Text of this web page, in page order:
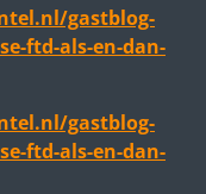
gastblog-
ftd-als-en-dan-
gastblog-
ftd-als-en-dan-